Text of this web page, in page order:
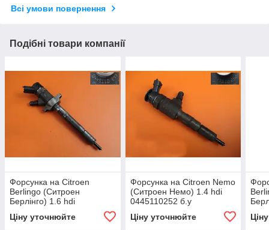
Всі умови повернення
Подібні товари компанії
Форсунка на Citroen
Berlingo (Ситроен
Берлінго) 1.6 hdi
Ціну уточнюйте
Форсунка на Citroen Nemo
(Ситроен Немо) 1.4 hdi
0445110252 б.у
Ціну уточнюйте